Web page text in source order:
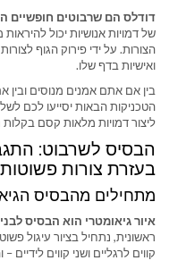
דודלס הם שרבוטים חופשיים
של דמויות אנושיות יכול
הצורות. על ידי פירוק הגוף
ואישיות בדף שלו.
בין אם אתם אמנים מנוסים ובין
הטכניקות הבאות יסייעו לכם
ליצור דמויות מלאות קסם
הבסיס לשרבוט:
בעזרת צורות פשוטות
מתחילים מהבסיס
איור גיאומטרי הוא הבסיס
ראשונית, נתחיל בציור עיגול
קווים לרגליים ושני קווים